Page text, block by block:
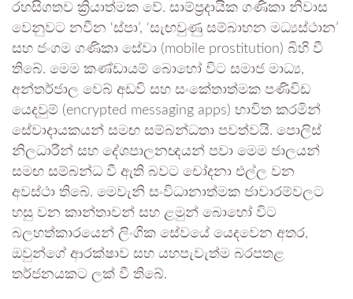
රහසිගතව ක්‍රියාත්මක වේ. සාම්ප්‍රදායික ගණිකා නිවාස
වෙනුවට නවීන ‘ස්පා’, ‘සැඟවුණු සම්බාහන මධ්‍යස්ථාන’
සහ ජංගම ගණිකා සේවා (mobile prostitution) බිහි වී
තිබේ. මෙම කණ්ඩායම් බොහෝ විට සමාජ මාධ්‍ය,
අන්තර්ජාල වෙබ් අඩවි සහ සංකේතාත්මක පණිවිඩ
යෙදවුම් (encrypted messaging apps) භාවිත කරමින්
සේවාදායකයන් සමඟ සම්බන්ධතා පවත්වයි. පොලිස්
නිලධාරීන් සහ දේශපාලනඥයන් පවා මෙම ජාලයන්
සමඟ සම්බන්ධ වී ඇති බවට චෝදනා එල්ල වන
අවස්ථා තිබේ. මෙවැනි සංවිධානාත්මක ජාවාරම්වලට
හසු වන කාන්තාවන් සහ ළමුන් බොහෝ විට
බලහත්කාරයෙන් ලිංගික සේවයේ යෙදවෙන අතර,
ඔවුන්ගේ ආරක්ෂාව සහ යහපැවැත්ම බරපතළ
තර්ජනයකට ලක් වී තිබේ.